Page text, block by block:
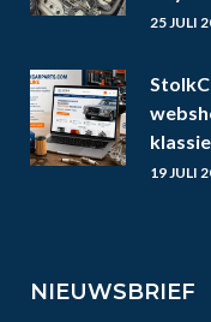
25 JULI
19 JULI
NIEUWSBRIEF